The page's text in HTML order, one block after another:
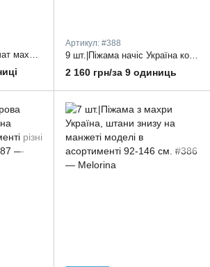
4 шт.|Піжама для дівчат махрова Туреччина різні моделі в асортименті 10-16 років
Артикул: #388
9 шт.|Піжама начіс Україна кофта, штани на поясі на резинці знизу на манжеті яскраві принти в асортименті 98-146 см.
2 160 грн/за 9 одиниць